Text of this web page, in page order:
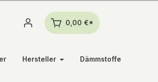
0,00 €*
Hersteller Dämmstoffe